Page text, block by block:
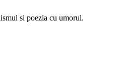
si poezia cu umorul.